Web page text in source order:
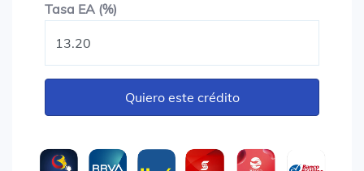
Tasa EA (%)
Quiero este crédito